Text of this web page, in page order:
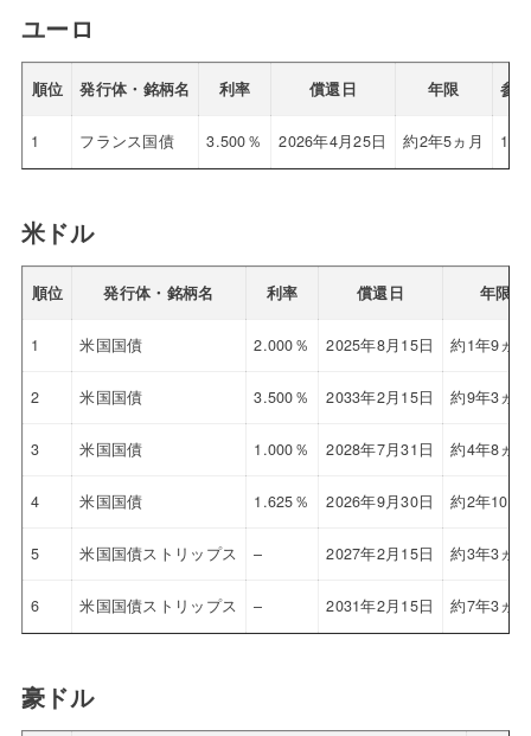
ユーロ
順位 発行体・銘柄名 利率 償還日 年限 参
1 フランス国債 3.500％ 2026年4月25日 約2年5ヵ月
米ドル
順位 発行体・銘柄名 利率 償還日 年限
1 米国国債 2.000％ 2025年8月15日 約1年9ヵ月
2 米国国債 3.500％ 2033年2月15日 約9年3ヵ月
3 米国国債 1.000％ 2028年7月31日 約4年8ヵ月
4 米国国債 1.625％ 2026年9月30日 約2年10ヵ
5 米国国債ストリップス – 2027年2月15日 約3年3ヵ月
6 米国国債ストリップス – 2031年2月15日 約7年3ヵ月
豪ドル